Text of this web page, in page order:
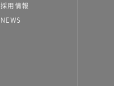
採用情報
NEWS